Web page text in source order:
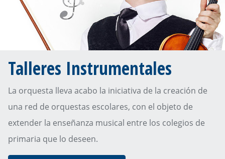
Talleres Instrumentales
La orquesta lleva acabo la iniciativa de la creación de
una red de orquestas escolares, con el objeto de
extender la enseñanza musical entre los colegios de
primaria que lo deseen.